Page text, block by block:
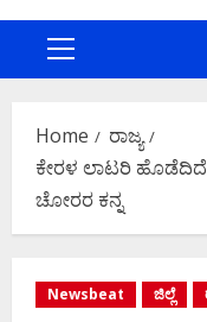
Primary
Home
ರಾಜ್ಯ
ಕೇರಳ ಲಾಟರಿ
ಚೋರರ ಕನ್ನ
Newsbeat ಜಿಲ್ಲೆ